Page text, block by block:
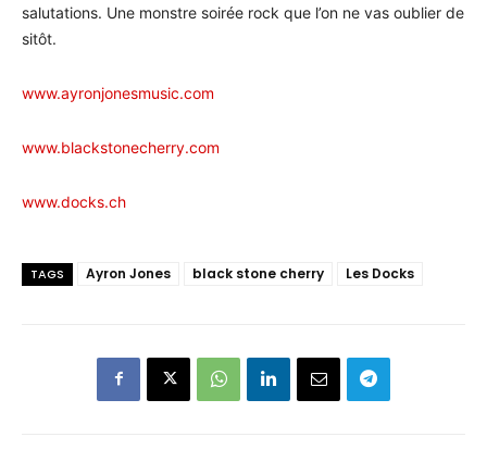
salutations. Une monstre soirée rock que l’on ne vas oublier de
sitôt.
www.ayronjonesmusic.com
www.blackstonecherry.com
www.docks.ch
TAGS Ayron Jones black stone cherry Les Docks